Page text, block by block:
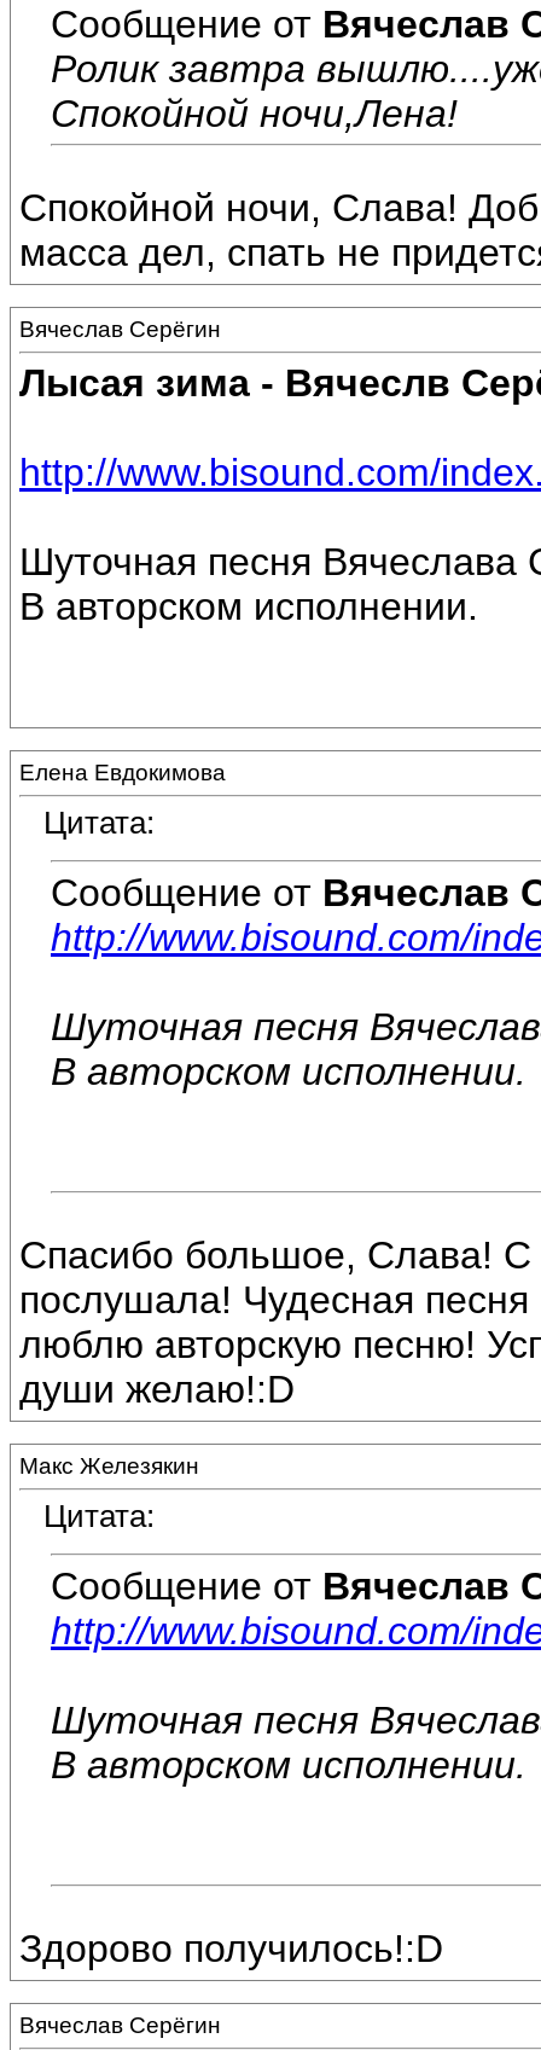
Сообщение от Вячеслав
Ролик завтра
Спокойной ночи,Лена!
Спокойной ночи, Слава!
масса дел, спать не
Вячеслав Серёгин
Лысая зима - Вячеслв
http://www.bisound.com/
Шуточная песня Вячеслава
В авторском исполнении.
Елена Евдокимова
Цитата:
Сообщение от Вячеслав
http://www.bisound.com/
Шуточная песня
В авторском исполнении.
Спасибо большое, Слава!
послушала! Чудесная
люблю авторскую песню!
души желаю!:D
Макс Железякин
Цитата:
Сообщение от Вячеслав
http://www.bisound.com/
Шуточная песня
В авторском исполнении.
Здорово получилось!:D
Вячеслав Серёгин